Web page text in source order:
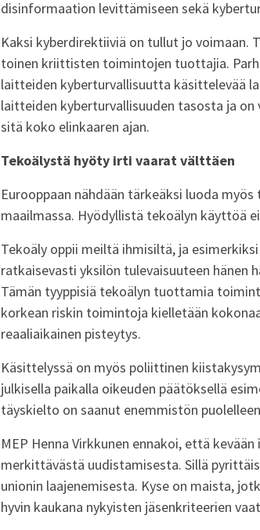
disinformaation levittämiseen sekä
Kaksi kyberdirektiiviä on tullut jo
toinen kriittisten toimintojen tuottajia.
laitteiden kyberturvallisuutta käsittelevää
laitteiden kyberturvallisuuden tasosta ja
sitä koko elinkaaren ajan.
Tekoälystä hyöty irti vaarat välttäen
Eurooppaan nähdään tärkeäksi luoda
maailmassa. Hyödyllistä tekoälyn käyttöä
Tekoäly oppii meiltä ihmisiltä, ja
ratkaisevasti yksilön tulevaisuuteen hänen
Tämän tyyppisiä tekoälyn tuottamia
korkean riskin toimintoja kielletään
reaaliaikainen pisteytys.
Käsittelyssä on myös poliittinen
julkisella paikalla oikeuden päätöksellä
täyskielto on saanut enemmistön
MEP Henna Virkkunen ennakoi, että
merkittävästä uudistamisesta. Sillä
unionin laajenemisesta. Kyse on maista,
hyvin kaukana nykyisten jäsenkriteerien